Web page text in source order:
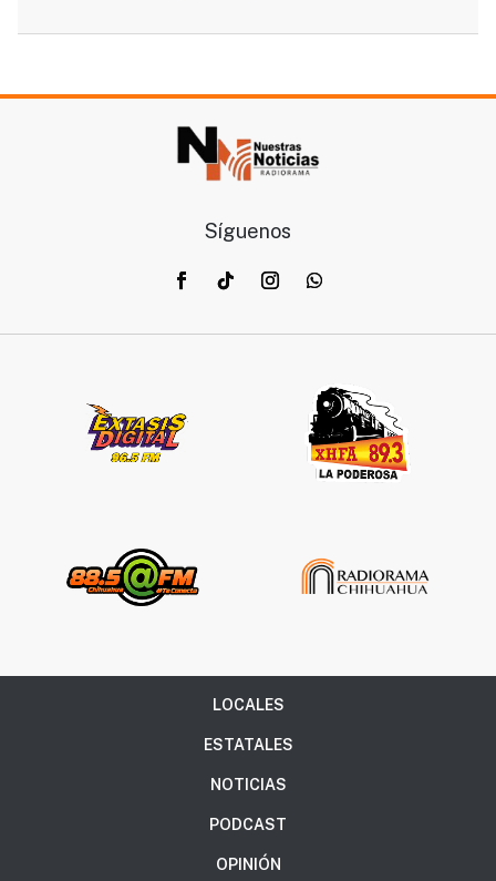
Síguenos
LOCALES
ESTATALES
NOTICIAS
PODCAST
OPINIÓN